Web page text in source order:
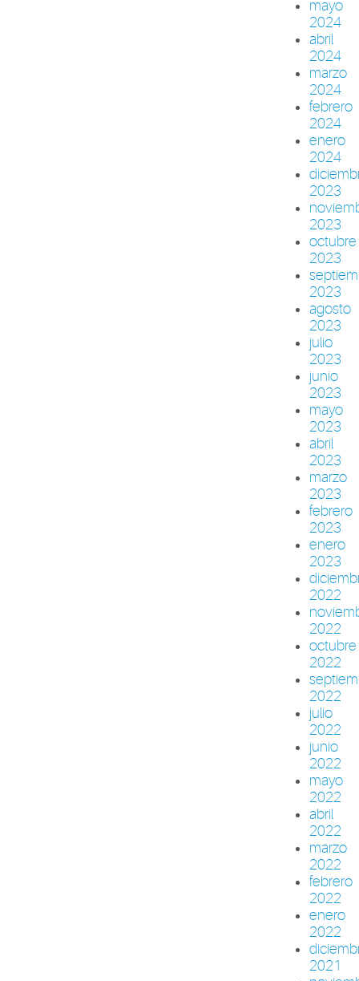
mayo
2024
abril
2024
marzo
2024
febrero
2024
enero
2024
2023
2023
octubre
2023
2023
agosto
2023
julio
2023
junio
2023
mayo
2023
abril
2023
marzo
2023
febrero
2023
enero
2023
2022
2022
octubre
2022
2022
julio
2022
junio
2022
mayo
2022
abril
2022
marzo
2022
febrero
2022
enero
2022
2021